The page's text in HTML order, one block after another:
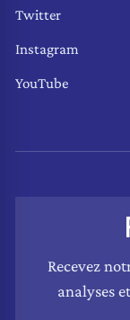
Twitter
Instagram
YouTube
Recevez
analyses